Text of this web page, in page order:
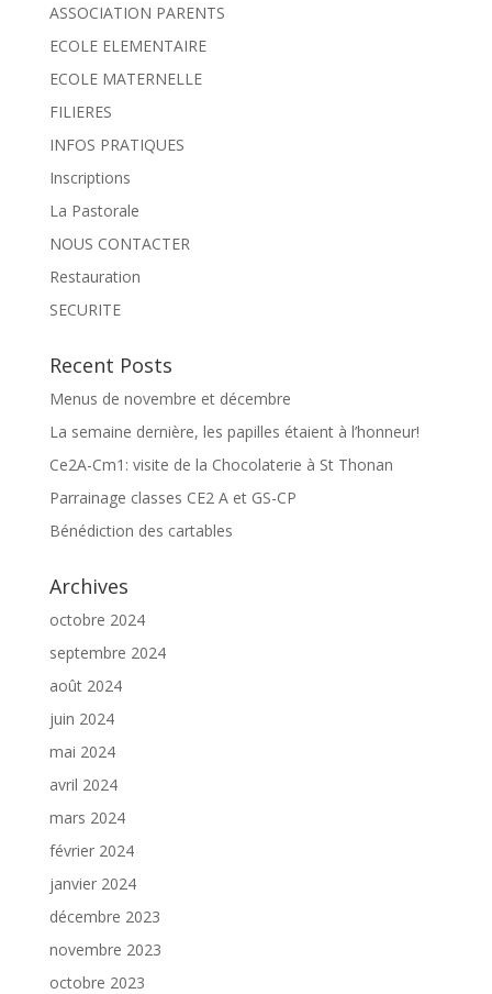
ASSOCIATION PARENTS
ECOLE ELEMENTAIRE
ECOLE MATERNELLE
FILIERES
INFOS PRATIQUES
Inscriptions
La Pastorale
NOUS CONTACTER
Restauration
SECURITE
Recent Posts
Menus de novembre et décembre
La semaine dernière, les papilles étaient à l’honneur!
Ce2A-Cm1: visite de la Chocolaterie à St Thonan
Parrainage classes CE2 A et GS-CP
Bénédiction des cartables
Archives
octobre 2024
septembre 2024
août 2024
juin 2024
mai 2024
avril 2024
mars 2024
février 2024
janvier 2024
décembre 2023
novembre 2023
octobre 2023